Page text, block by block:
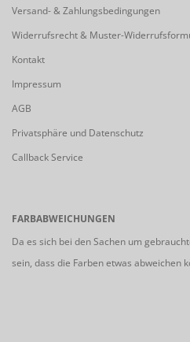
Versand- & Zahlungsbedingungen
Widerrufsrecht & Muster-
Kontakt
Impressum
AGB
Privatsphäre und Datenschutz
Callback Service
FARBABWEICHUNGEN
Da es sich bei den Sachen um
sein, dass die Farben etwas abweichen